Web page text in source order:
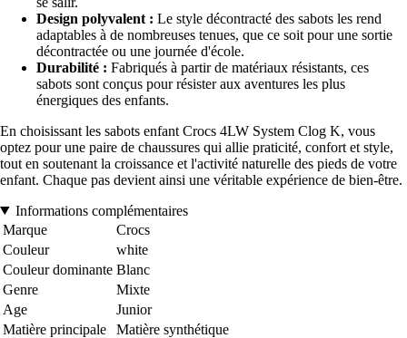
Design polyvalent : Le style décontracté des sabots les rend
adaptables à de nombreuses tenues, que ce soit pour une sortie
décontractée ou une journée d'école.
Durabilité : Fabriqués à partir de matériaux résistants, ces
sabots sont conçus pour résister aux aventures les plus
énergiques des enfants.
En choisissant les sabots enfant Crocs 4LW System Clog K, vous
optez pour une paire de chaussures qui allie praticité, confort et style,
tout en soutenant la croissance et l'activité naturelle des pieds de votre
enfant. Chaque pas devient ainsi une véritable expérience de bien-être.
Informations complémentaires
Marque
Crocs
Couleur
white
Couleur dominante Blanc
Genre
Mixte
Age
Junior
Matière principale
Matière synthétique